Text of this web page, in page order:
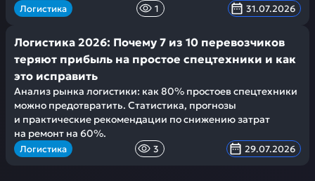
Логистика 1 31.07.2026
Логистика 2026: Почему 7 из 10 перевозчиков
теряют прибыль на простое спецтехники и как
это исправить
Анализ рынка логистики: как 80% простоев спецтехники
можно предотвратить. Статистика, прогнозы
и практические рекомендации по снижению затрат
на ремонт на 60%.
Логистика 3 29.07.2026